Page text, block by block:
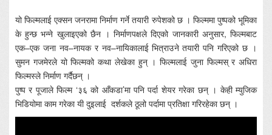
यो फिल्मलाई एक्सन जनरामा निर्माण गर्ने तयारी रुपेशको छ । फिल्ममा पुष्पको भूमिका
के हुन्छ भन्ने खुलाइएको छैन । निर्माणपक्षले दिएको जानकारी अनुसार, फिल्मबाट
एक–एक जना नव–नायक र नव–नायिकालाई भित्राउने तयारी पनि गरिएको छ ।
सुमन गजमेरले यो फिल्मको कथा लेखेका हुन् । फिल्मलाई जुना फिल्मस् र अधिरा
फिल्मस्ले निर्माण गर्दैछन् ।
पुष्प र पूजाले फिल्म ‘३६ को आँकडा’मा पनि पर्दा शेयर गरेका छन् । केही म्युजिक
भिडियोमा काम गरेका यी दुइलाई दर्शकले ठूलो पर्दामा प्रतिक्षा गरिरहेका छन् ।